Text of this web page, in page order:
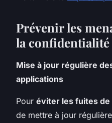
Prévenir les
la confidentialité
Mise à jour régulière
applications
Pour éviter les fuites de
de mettre à jour